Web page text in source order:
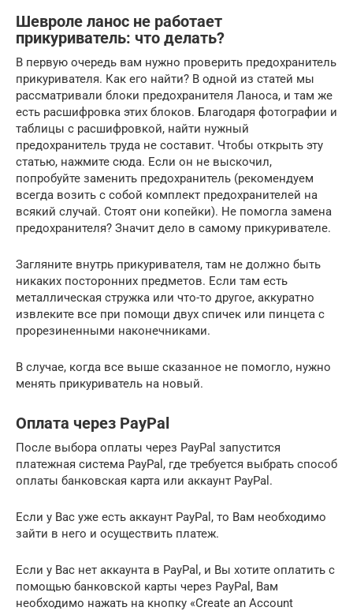
Шевроле ланос не работает
прикуриватель: что делать?
В первую очередь вам нужно проверить предохранитель
прикуривателя. Как его найти? В одной из статей мы
рассматривали блоки предохранителя Ланоса, и там же
есть расшифровка этих блоков. Благодаря фотографии и
таблицы с расшифровкой, найти нужный
предохранитель труда не составит. Чтобы открыть эту
статью, нажмите сюда. Если он не выскочил,
попробуйте заменить предохранитель (рекомендуем
всегда возить с собой комплект предохранителей на
всякий случай. Стоят они копейки). Не помогла замена
предохранителя? Значит дело в самому прикуривателе.
Загляните внутрь прикуривателя, там не должно быть
никаких посторонних предметов. Если там есть
металлическая стружка или что-то другое, аккуратно
извлеките все при помощи двух спичек или пинцета с
прорезиненными наконечниками.
В случае, когда все выше сказанное не помогло, нужно
менять прикуриватель на новый.
Оплата через PayPal
После выбора оплаты через PayPal запустится
платежная система PayPal, где требуется выбрать способ
оплаты банковская карта или аккаунт PayPal.
Если у Вас уже есть аккаунт PayPal, то Вам необходимо
зайти в него и осуществить платеж.
Если у Вас нет аккаунта в PayPal, и Вы хотите оплатить с
помощью банковской карты через PayPal, Вам
необходимо нажать на кнопку «Create an Account